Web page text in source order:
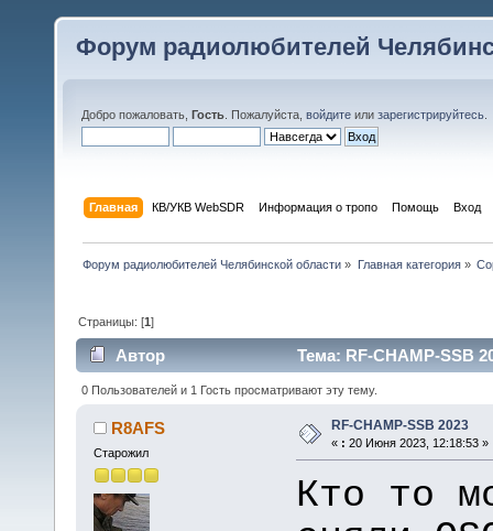
Форум радиолюбителей
Добро пожаловать, Гость . Пожалуйста, войдите или зарегистрируйтесь
Главная КВ/УКВ WebSDR Информация о тропо Помощь Вход
Форум радиолюбителей Челябинской области » Главная категория»
Страницы: [1]
Автор Тема: RF-CHAMP-SSB
0 Пользователей и 1 Гость просматривают эту тему.
R8AFS
Старожил
RF-CHAMP-SSB 2023
« : 20 Июня 2023, 12:18:53 »
Кто то